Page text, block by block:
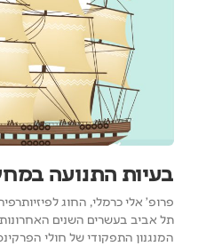
בעיות התנועה
פרופ' אלי כרמלי, החוג
תל אביב בעשרים השנים
המנגנון התפקודי של חולי